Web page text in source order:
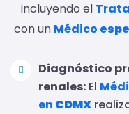
incluyendo el
con un Médico
Diagnóstico
renales: El
en CDMX